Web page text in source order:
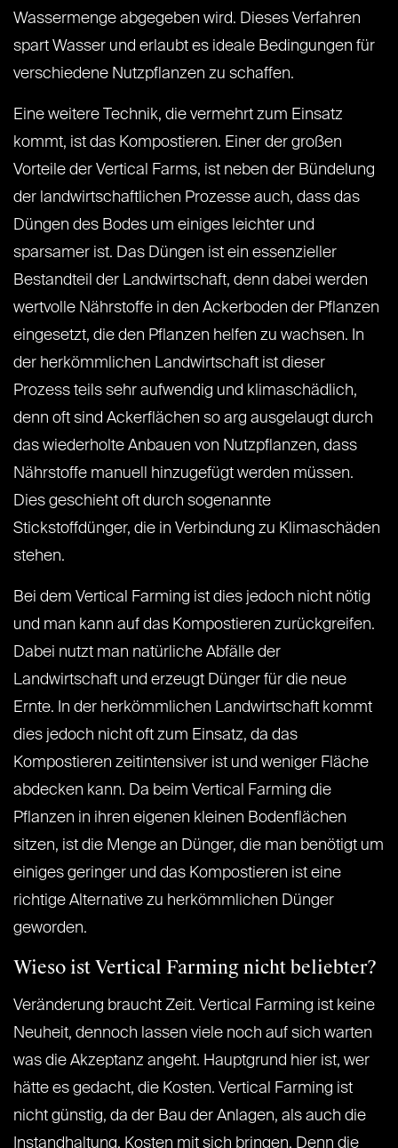
Wassermenge abgegeben wird. Dieses Verfahren
spart Wasser und erlaubt es ideale Bedingungen für
verschiedene Nutzpflanzen zu schaffen.
Eine weitere Technik, die vermehrt zum Einsatz
kommt, ist das Kompostieren. Einer der großen
Vorteile der Vertical Farms, ist neben der Bündelung
der landwirtschaftlichen Prozesse auch, dass das
Düngen des Bodes um einiges leichter und
sparsamer ist. Das Düngen ist ein essenzieller
Bestandteil der Landwirtschaft, denn dabei werden
wertvolle Nährstoffe in den Ackerboden der Pflanzen
eingesetzt, die den Pflanzen helfen zu wachsen. In
der herkömmlichen Landwirtschaft ist dieser
Prozess teils sehr aufwendig und klimaschädlich,
denn oft sind Ackerflächen so arg ausgelaugt durch
das wiederholte Anbauen von Nutzpflanzen, dass
Nährstoffe manuell hinzugefügt werden müssen.
Dies geschieht oft durch sogenannte
Stickstoffdünger, die in Verbindung zu Klimaschäden
stehen.
Bei dem Vertical Farming ist dies jedoch nicht nötig
und man kann auf das Kompostieren zurückgreifen.
Dabei nutzt man natürliche Abfälle der
Landwirtschaft und erzeugt Dünger für die neue
Ernte. In der herkömmlichen Landwirtschaft kommt
dies jedoch nicht oft zum Einsatz, da das
Kompostieren zeitintensiver ist und weniger Fläche
abdecken kann. Da beim Vertical Farming die
Pflanzen in ihren eigenen kleinen Bodenflächen
sitzen, ist die Menge an Dünger, die man benötigt um
einiges geringer und das Kompostieren ist eine
richtige Alternative zu herkömmlichen Dünger
geworden.
Wieso ist Vertical Farming nicht beliebter?
Veränderung braucht Zeit. Vertical Farming ist keine
Neuheit, dennoch lassen viele noch auf sich warten
was die Akzeptanz angeht. Hauptgrund hier ist, wer
hätte es gedacht, die Kosten. Vertical Farming ist
nicht günstig, da der Bau der Anlagen, als auch die
Instandhaltung, Kosten mit sich bringen. Denn die